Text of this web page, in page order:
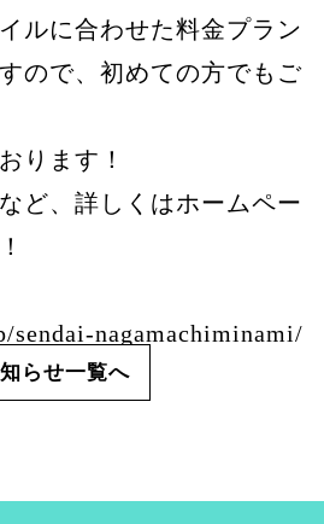
ルに合わせた料金プラン
ので、初めての方でもご
ります！
ど、詳しくはホームペー
sendai-nagamachiminami/
らせ